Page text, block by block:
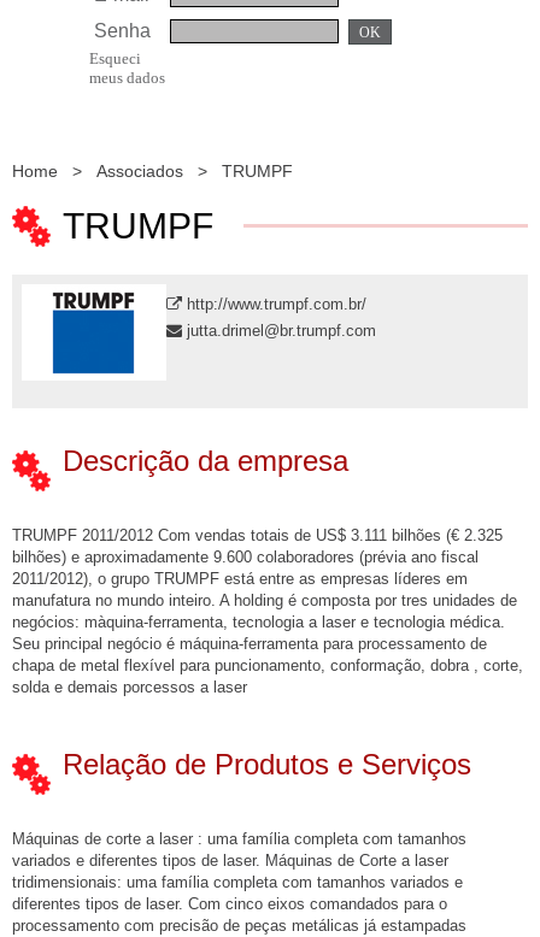
Senha
OK
Esqueci
meus dados
Home > Associados > TRUMPF
TRUMPF
http://www.trumpf.com.br/
jutta.drimel@br.trumpf.com
Descrição da empresa
TRUMPF 2011/2012 Com vendas totais de US$ 3.111 bilhões (€ 2.325
bilhões) e aproximadamente 9.600 colaboradores (prévia ano fiscal
2011/2012), o grupo TRUMPF está entre as empresas líderes em
manufatura no mundo inteiro. A holding é composta por tres unidades de
negócios: màquina-ferramenta, tecnologia a laser e tecnologia médica.
Seu principal negócio é máquina-ferramenta para processamento de
chapa de metal flexível para puncionamento, conformação, dobra , corte,
solda e demais porcessos a laser
Relação de Produtos e Serviços
Máquinas de corte a laser : uma família completa com tamanhos
variados e diferentes tipos de laser. Máquinas de Corte a laser
tridimensionais: uma família completa com tamanhos variados e
diferentes tipos de laser. Com cinco eixos comandados para o
processamento com precisão de peças metálicas já estampadas